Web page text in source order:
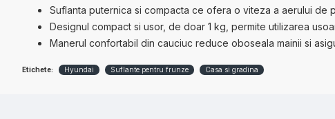
Suflanta puternica si compacta ce ofera o viteza a aerului de
Designul compact si usor, de doar 1 kg, permite utilizarea
Manerul confortabil din cauciuc reduce oboseala mainii si
Etichete: Hyundai Suflante pentru frunze Casa si gradina